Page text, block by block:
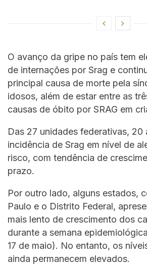
O avanço da gripe no país tem
de internações por Srag e
principal causa de morte pela
idosos, além de estar entre as
causas de óbito por SRAG em
Das 27 unidades federativas, 20
incidência de Srag em nível de
risco, com tendência de
prazo.
Por outro lado, alguns estados,
Paulo e o Distrito Federal,
mais lento de crescimento dos
durante a semana
17 de maio). No entanto, os
ainda permanecem elevados.